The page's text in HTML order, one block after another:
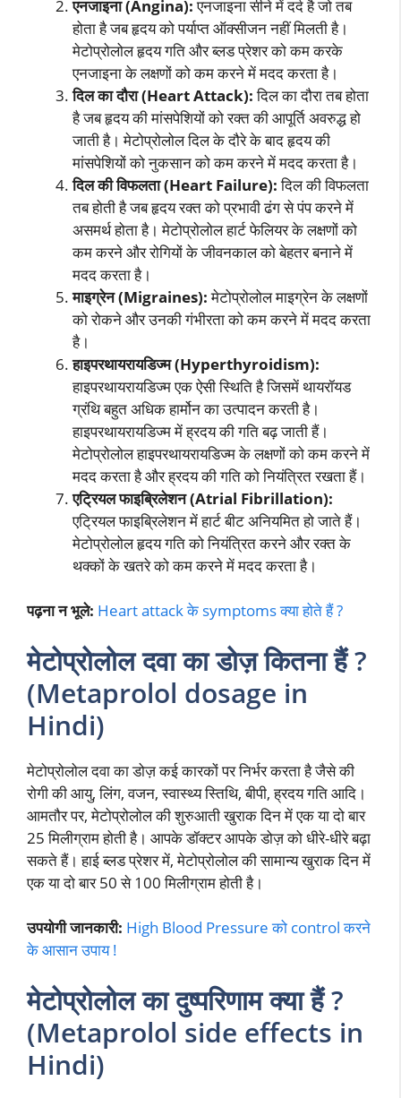
एनजाइना (Angina):एनजाइना सीने में दर्द है जो तब
होता है जब हृदय को पर्याप्त ऑक्सीजन नहीं मिलती है।
मेटोप्रोलोल हृदय गति और ब्लड प्रेशर को कम करके
एनजाइना के लक्षणों को कम करने में मदद करता है।
दिल का दौरा (Heart Attack):दिल का दौरा तब होता
है जब हृदय की मांसपेशियों को रक्त की आपूर्ति अवरुद्ध हो
जाती है। मेटोप्रोलोल दिल के दौरे के बाद हृदय की
मांसपेशियों को नुकसान को कम करने में मदद करता है।
दिल की विफलता (Heart Failure):दिल की विफलता
तब होती है जब हृदय रक्त को प्रभावी ढंग से पंप करने में
असमर्थ होता है। मेटोप्रोलोल हार्ट फेलियर के लक्षणों को
कम करने और रोगियों के जीवनकाल को बेहतर बनाने में
मदद करता है।
माइग्रेन (Migraines):मेटोप्रोलोल माइग्रेन के लक्षणों
को रोकने और उनकी गंभीरता को कम करने में मदद करता
है।
हाइपरथायरायडिज्म (Hyperthyroidism):
हाइपरथायरायडिज्म एक ऐसी स्थिति है जिसमें थायरॉयड
ग्रंथि बहुत अधिक हार्मोन का उत्पादन करती है।
हाइपरथायरायडिज्म में ह्रदय की गति बढ़ जाती हैं।
मेटोप्रोलोल हाइपरथायरायडिज्म के लक्षणों को कम करने में
मदद करता है और ह्रदय की गति को नियंत्रित रखता हैं।
एट्रियल फाइब्रिलेशन (Atrial Fibrillation):
एट्रियल फाइब्रिलेशन में हार्ट बीट अनियमित हो जाते हैं।
मेटोप्रोलोल हृदय गति को नियंत्रित करने और रक्त के
थक्कों के खतरे को कम करने में मदद करता है।
पढ़ना न भूले: Heart attack के symptoms क्या होते हैं ?
मेटोप्रोलोल दवा का डोज़ कितना हैं ?
(Metaprolol dosage in
Hindi)
मेटोप्रोलोल दवा का डोज़ कई कारकों पर निर्भर करता है जैसे की
रोगी की आयु, लिंग, वजन, स्वास्थ्य स्तिथि, बीपी, ह्रदय गति आदि।
आमतौर पर, मेटोप्रोलोल की शुरुआती खुराक दिन में एक या दो बार
25 मिलीग्राम होती है। आपके डॉक्टर आपके डोज़ को धीरे-धीरे बढ़ा
सकते हैं। हाई ब्लड प्रेशर में, मेटोप्रोलोल की सामान्य खुराक दिन में
एक या दो बार 50 से 100 मिलीग्राम होती है।
उपयोगी जानकारी: High Blood Pressure को control करने
के आसान उपाय !
मेटोप्रोलोल का दुष्परिणाम क्या हैं ?
(Metaprolol side effects in
Hindi)